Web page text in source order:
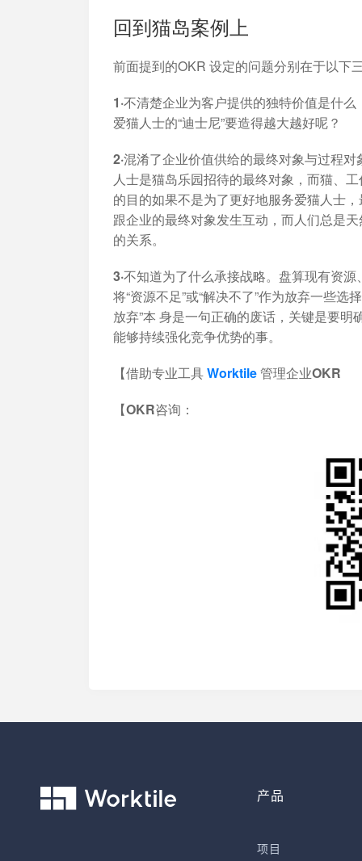
回到猫岛案例上
前面提到的OKR 设定的问题分别在于以下
1·不清楚企业为客户提供的独特价值是什
爱猫人士的“迪士尼”要造得越大越好呢？
2·混淆了企业价值供给的最终对象与过程对
人士是猫岛乐园招待的最终对象，而猫、
的目的如果不是为了更好地服务爱猫人士
跟企业的最终对象发生互动，而人们总是
的关系。
3·不知道为了什么承接战略。 盘算现有资源
将“资源不足”或“解决不了”作为放弃一些
放弃”本 身是一句正确的废话，关键是要
能够持续强化竞争优势的事。
【借助专业工具Worktile管理企业OKR
【OKR咨询：
产品
项目